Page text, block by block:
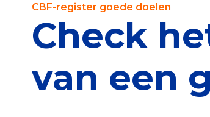
CBF-
CBF-register goede doelen
Check
van een